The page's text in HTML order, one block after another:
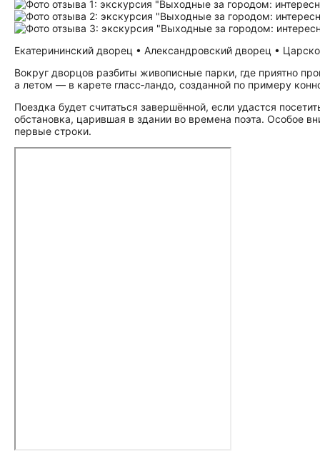
Екатерининский дворец • Александровский дворец •
Вокруг дворцов разбиты живописные парки, где приятно
а летом — в карете гласс‑ландо, созданной по примеру
Поездка будет считаться завершённой, если удастся
обстановка, царившая в здании во времена поэта. Особое
первые строки.